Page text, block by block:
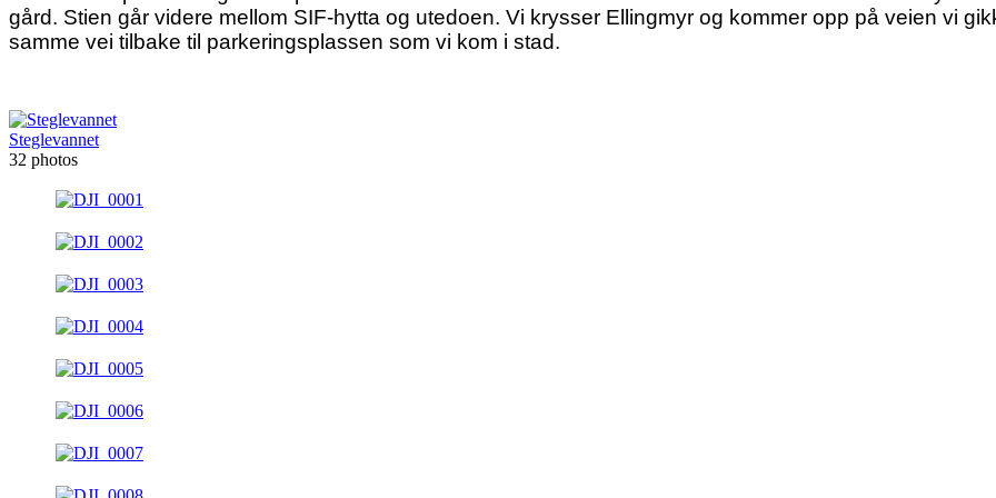
gård. Stien går videre mellom SIF-hytta og utedoen. Vi krysser Ellingmyr og kommer opp på veien vi
samme vei tilbake til parkeringsplassen som vi kom i stad.
Steglevannet
32 photos